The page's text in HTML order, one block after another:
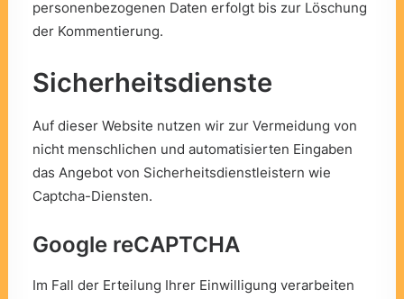
personenbezogenen Daten erfolgt bis zur Löschung
der Kommentierung.
Sicherheitsdienste
Auf dieser Website nutzen wir zur Vermeidung von
nicht menschlichen und automatisierten Eingaben
das Angebot von Sicherheitsdienstleistern wie
Captcha-Diensten.
Google reCAPTCHA
Im Fall der Erteilung Ihrer Einwilligung verarbeiten